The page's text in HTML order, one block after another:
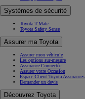
Systèmes de sécurité
Toyota T-Mate
Toyota Safety Sense
Assurer ma Toyota
Assurer mon véhicule
Les options sur-mesure
Assurance Connectée
Assurer votre Occasion
Espace Client Toyota Assurances
Demander un devis
Découvrez Toyota